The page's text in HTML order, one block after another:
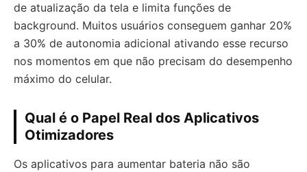
de atualização da tela e limita funções de
background. Muitos usuários conseguem ganhar 20%
a 30% de autonomia adicional ativando esse recurso
nos momentos em que não precisam do desempenho
máximo do celular.
Qual é o Papel Real dos Aplicativos
Otimizadores
Os aplicativos para aumentar bateria não são